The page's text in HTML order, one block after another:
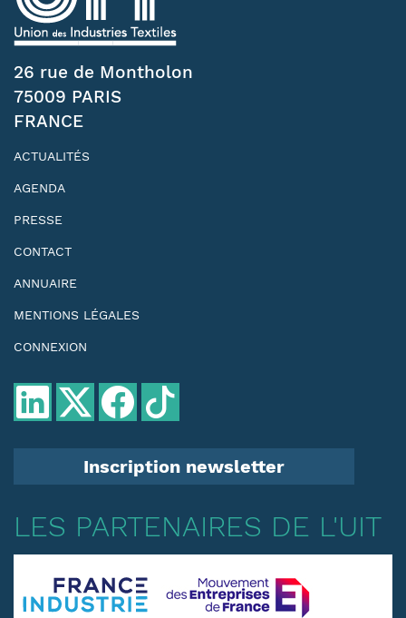
26 rue de Montholon
75009 PARIS
FRANCE
ACTUALITÉS
AGENDA
PRESSE
CONTACT
ANNUAIRE
MENTIONS LÉGALES
CONNEXION
Inscription newsletter
LES PARTENAIRES DE L'UIT